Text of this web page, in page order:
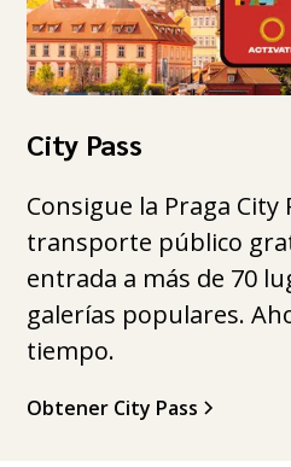
City Pass
Consigue la Praga City
transporte público
entrada a más de 70
galerías populares.
tiempo.
Obtener City Pass